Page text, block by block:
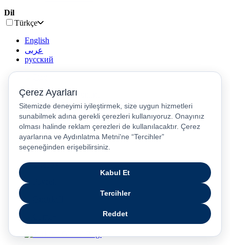
Dil
Türkçe
English
عربى
русский